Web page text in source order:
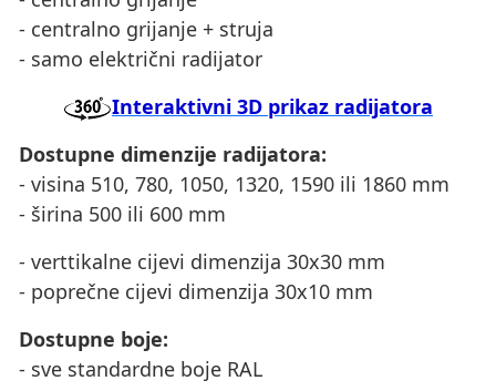
- centralno grijanje + struja
- samo električni radijator
Interaktivni 3D prikaz radijatora
Dostupne dimenzije radijatora:
- visina 510, 780, 1050, 1320, 1590 ili 1860 mm
- širina 500 ili 600 mm
- verttikalne cijevi dimenzija 30x30 mm
- poprečne cijevi dimenzija 30x10 mm
Dostupne boje:
- sve standardne boje RAL